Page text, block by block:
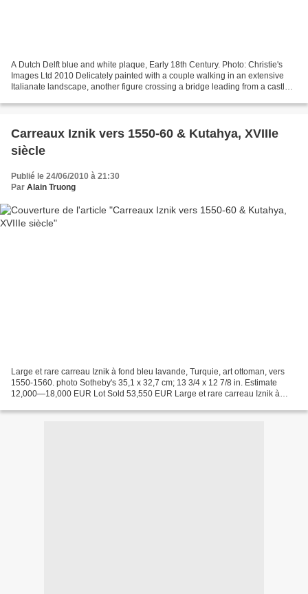
A Dutch Delft blue and white plaque, Early 18th Century. Photo: Christie's
Images Ltd 2010 Delicately painted with a couple walking in an extensive
Italianate landscape, another figure crossing a bridge leading from a castle,
Carreaux Iznik vers 1550-60 & Kutahya, XVIIIe
siècle
Publié le 24/06/2010 à 21:30
Par Alain Truong
Large et rare carreau Iznik à fond bleu lavande, Turquie, art ottoman, vers
1550-1560. photo Sotheby's 35,1 x 32,7 cm; 13 3/4 x 12 7/8 in. Estimate
12,000—18,000 EUR Lot Sold 53,550 EUR Large et rare carreau Iznik à